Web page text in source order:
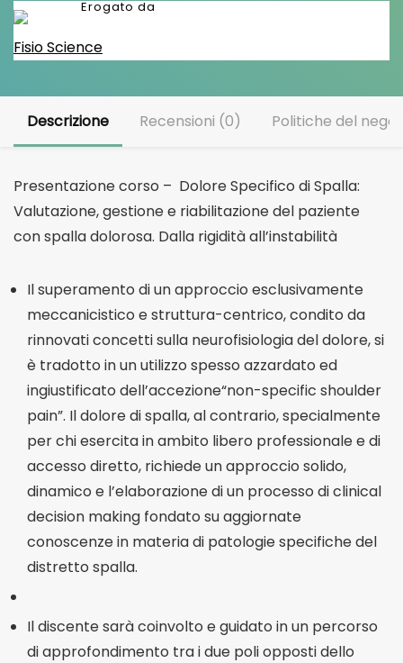
Fisio Science
Descrizione Recensioni (0) Politiche del
Presentazione corso – Dolore Specifico di Spalla:
Valutazione, gestione e riabilitazione del paziente
con spalla dolorosa. Dalla rigidità all’instabilità
Il superamento di un approccio esclusivamente
meccanicistico e struttura-centrico, condito da
rinnovati concetti sulla neurofisiologia del dolore, si
è tradotto in un utilizzo spesso azzardato ed
ingiustificato dell’accezione“non-specific shoulder
pain”. Il dolore di spalla, al contrario, specialmente
per chi esercita in ambito libero professionale e di
accesso diretto, richiede un approccio solido,
dinamico e l’elaborazione di un processo di clinical
decision making fondato su aggiornate
conoscenze in materia di patologie specifiche del
distretto spalla.
Il discente sarà coinvolto e guidato in un percorso
di approfondimento tra i due poli opposti dello